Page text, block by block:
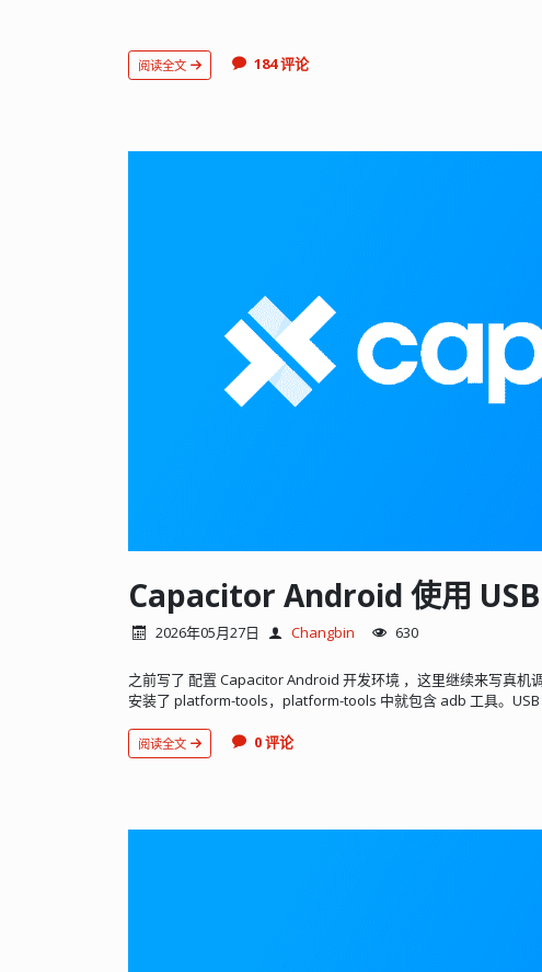
阅读全文 184 评论
Capacitor Android 使用
2026年05月27日 Changbin 630
之前写了 配置 Capacitor Android 开发环境 ，这里继续来写真
安装了 platform-tools，platform-tools 中就包含 adb 工具。USB
阅读全文 0 评论